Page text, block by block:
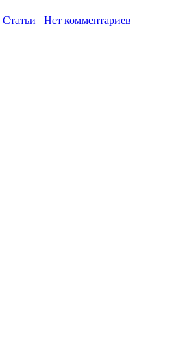
Статьи
Нет комментариев